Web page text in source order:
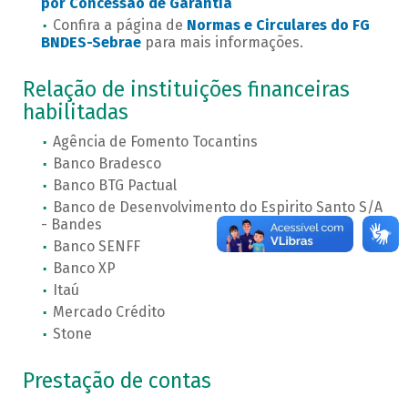
por Concessão de Garantia
Confira a página de Normas e Circulares do FG
BNDES-Sebraepara mais informações.
Relação de instituições financeiras
habilitadas
Agência de Fomento Tocantins
Banco Bradesco
Banco BTG Pactual
Banco de Desenvolvimento do Espirito Santo S/A
- Bandes
Banco SENFF
Banco XP
Itaú
Mercado Crédito
Stone
Prestação de contas